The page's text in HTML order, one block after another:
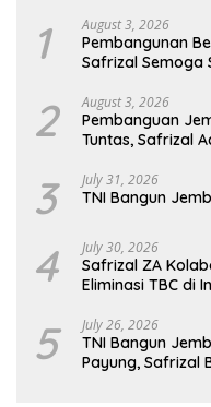
1 August 3, 2026
Pembangunan
Safrizal Semoga
2 August 3, 2026
Pembanguan
Tuntas, Safrizal
3 July 31, 2026
TNI Bangun
4 July 30, 2026
Safrizal ZA
Eliminasi TBC di
5 July 26, 2026
TNI Bangun
Payung, Safrizal